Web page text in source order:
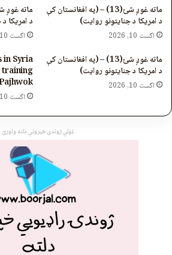
ماته غوږ شئ(13) – (په افغانستان کې
د امریکا د جنایتونو روایت)
اگست 10, 2026
د امریکا
اگست 10, 2026
ماته غوږ شئ(13) – (په افغانستان کې
د امریکا د جنایتونو روایت)
اگست 10, 2026
in Syria
اگست 10, 2026
ټولې ژوندۍ خپرونې دلته واورئ